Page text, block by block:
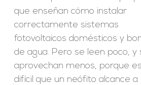
que enseñan cómo instalar
correctamente sistemas
fotovoltaicos domésticos y
de agua. Pero se leen poco, y
aprovechan menos, porque
difícil que un neófito alcance a